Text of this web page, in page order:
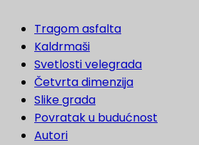
Tragom asfalta
Kaldrmaši
Svetlosti velegrada
Četvrta dimenzija
Slike grada
Povratak u budućnost
Autori